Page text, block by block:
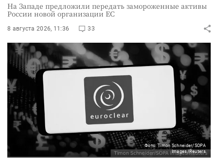
На Западе предложили передать замороженные активы
России новой организации ЕС
8 августа 2026, 11:36 33
Фото: Timon Schneider/SOPA
Images/Reuters